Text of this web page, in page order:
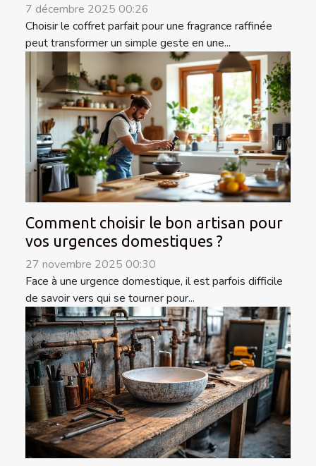
7 décembre 2025 00:26
Choisir le coffret parfait pour une fragrance raffinée
peut transformer un simple geste en une...
Comment choisir le bon artisan pour
vos urgences domestiques ?
27 novembre 2025 00:30
Face à une urgence domestique, il est parfois difficile
de savoir vers qui se tourner pour...